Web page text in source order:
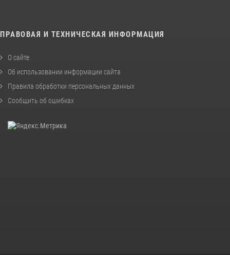
ПРАВОВАЯ И ТЕХНИЧЕСКАЯ ИНФОРМАЦИЯ
О сайте
Об использовании информации сайта
Правила обработки персональных данных
Сообщить об ошибках